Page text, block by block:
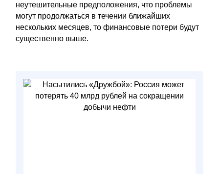
неутешительные предположения, что проблемы
могут продолжаться в течении ближайших
нескольких месяцев, то финансовые потери будут
существенно выше.